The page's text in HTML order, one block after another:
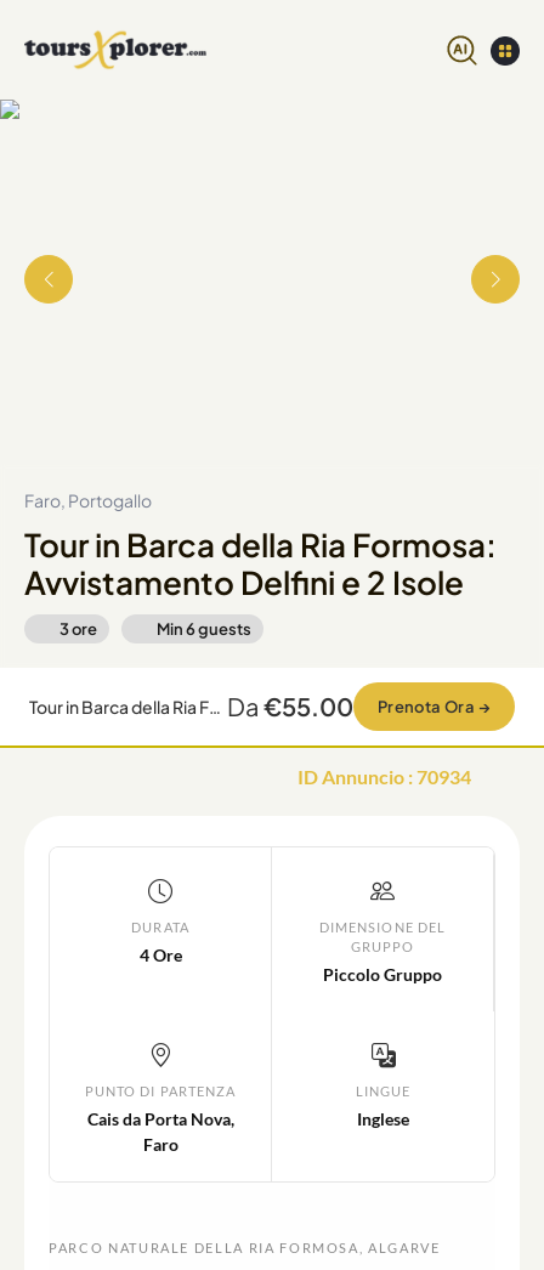
Faro, Portogallo
Tour in Barca della Ria Formosa:
Avvistamento Delfini e 2 Isole
3 ore Min6guests
Tour in Barca della Ria Formosa: Avvistamento Delfini e 2 Isole Da €55.00 Prenota Ora →
ID Annuncio :70934
DURATA
4 Ore
DIMENSIONE DEL
GRUPPO
Piccolo Gruppo
PUNTO DI PARTENZA
Cais da Porta Nova,
Faro
LINGUE
Inglese
PARCO NATURALE DELLA RIA FORMOSA, ALGARVE